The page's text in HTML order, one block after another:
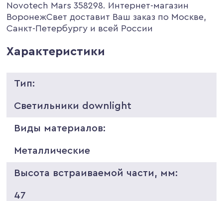
Novotech Mars 358298. Интернет-магазин
ВоронежСвет доставит Ваш заказ по Москве,
Санкт-Петербургу и всей России
Характеристики
Тип:
Светильники downlight
Виды материалов:
Металлические
Высота встраиваемой части, мм:
47